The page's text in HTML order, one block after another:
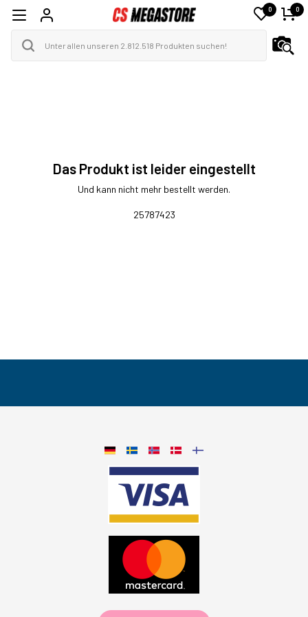
0 0
Das Produkt ist leider eingestellt
Und kann nicht mehr bestellt werden.
25787423